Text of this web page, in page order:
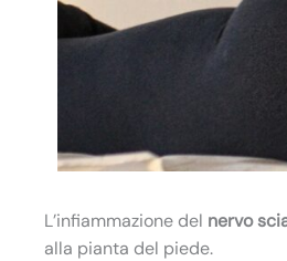
L’infiammazione del nervo
alla pianta del piede.